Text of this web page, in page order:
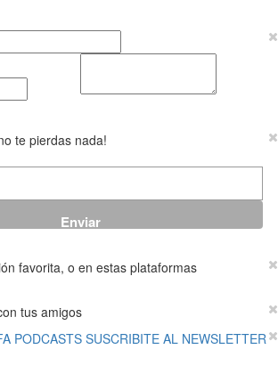
te pierdas nada!
favorita, o en estas plataformas
tus amigos
PODCASTS SUSCRIBITE AL NEWSLETTER